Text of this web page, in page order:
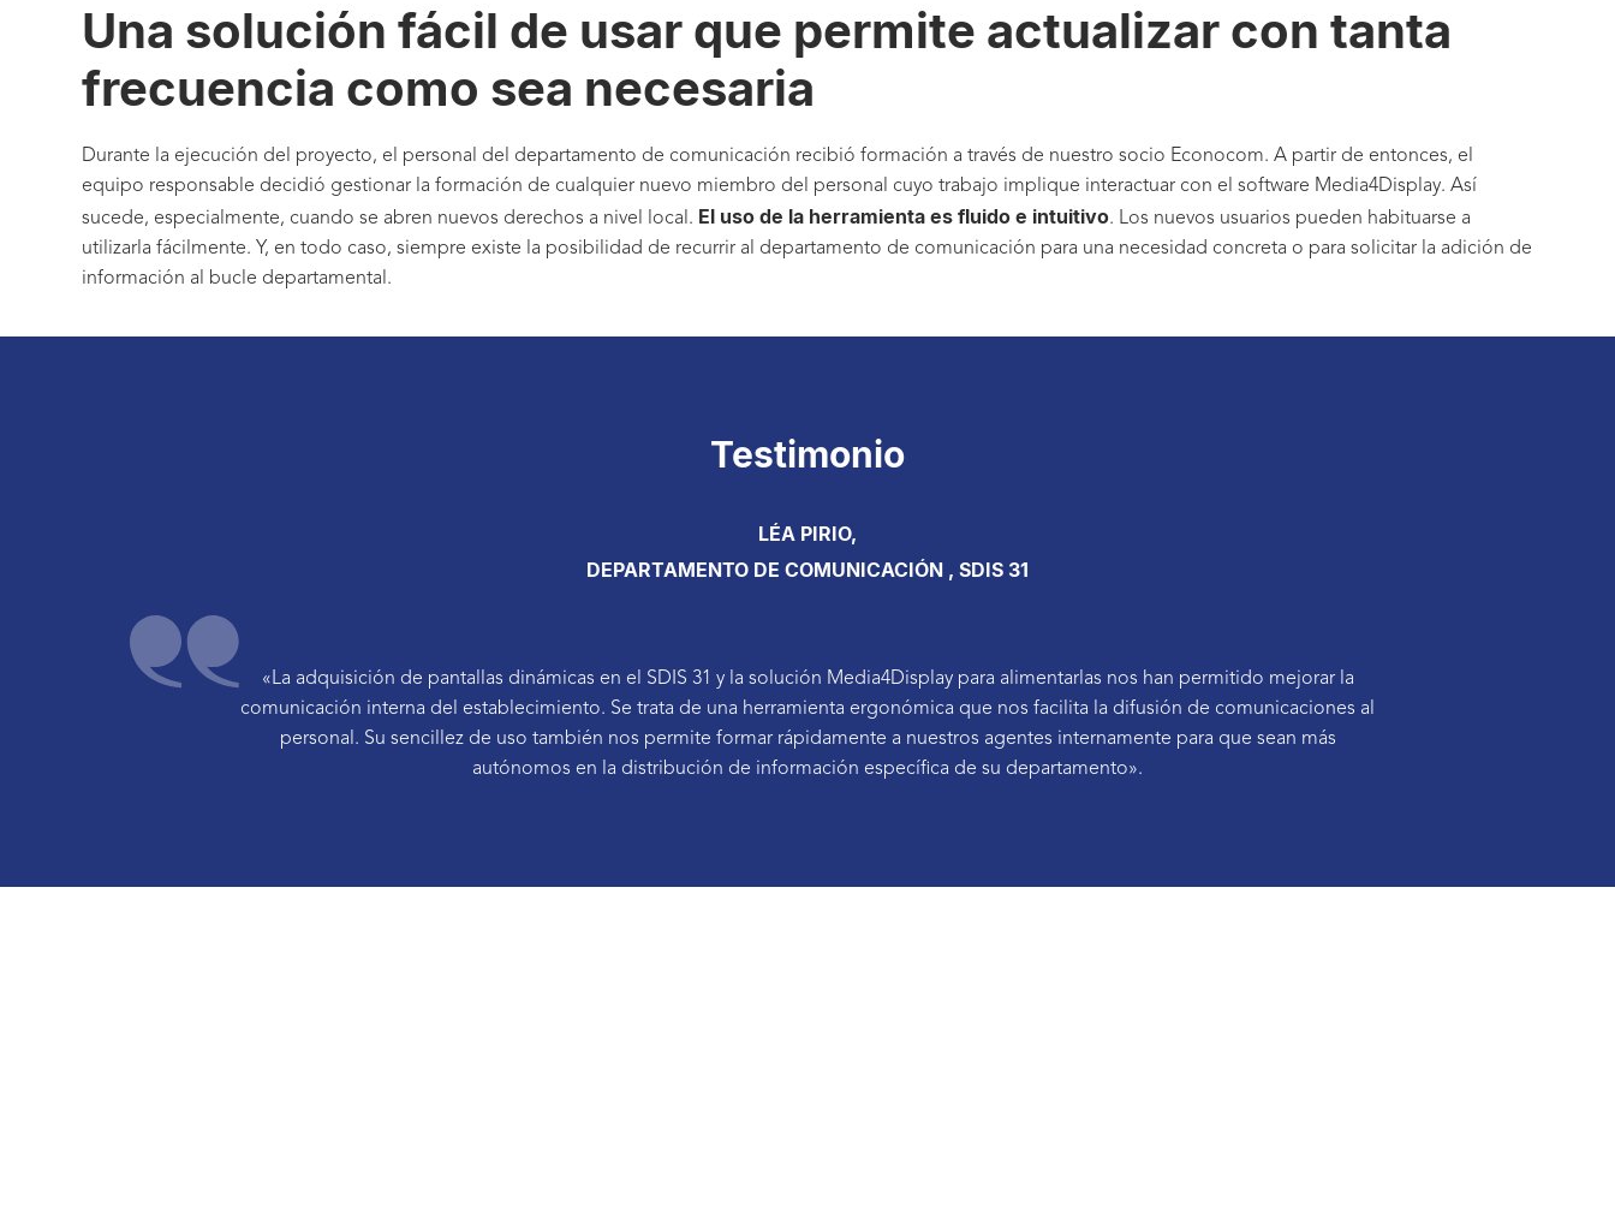
Una solución fácil de usar que permite actualizar con tanta
frecuencia como sea necesaria
Durante la ejecución del proyecto, el personal del departamento de comunicación recibió formación a través de nuestro socio Econocom. A partir de entonces, el
equipo responsable decidió gestionar la formación de cualquier nuevo miembro del personal cuyo trabajo implique interactuar con el software Media4Display. Así
sucede, especialmente, cuando se abren nuevos derechos a nivel local. El uso de la herramienta es fluido e intuitivo. Los nuevos usuarios pueden habituarse a
utilizarla fácilmente. Y, en todo caso, siempre existe la posibilidad de recurrir al departamento de comunicación para una necesidad concreta o para solicitar la adición de
información al bucle departamental.
Testimonio
LÉA PIRIO,
DEPARTAMENTO DE COMUNICACIÓN , SDIS 31
«La adquisición de pantallas dinámicas en el SDIS 31 y la solución Media4Display para alimentarlas nos han permitido mejorar la
comunicación interna del establecimiento. Se trata de una herramienta ergonómica que nos facilita la difusión de comunicaciones al
personal. Su sencillez de uso también nos permite formar rápidamente a nuestros agentes internamente para que sean más
autónomos en la distribución de información específica de su departamento».